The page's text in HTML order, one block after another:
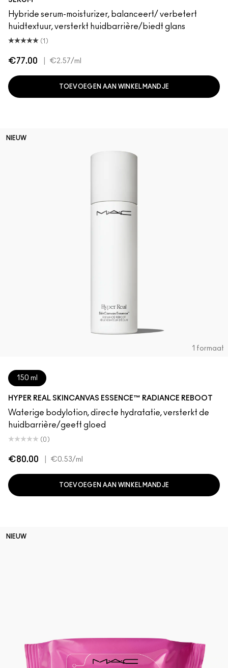
Hybride serum-moisturizer, balanceert/ verbetert
huidtextuur, versterkt huidbarrière/biedt glans
(1)
€77.00 €2.57/ml
TOEVOEGEN AAN WINKELMANDJE
NIEUW
1 formaat
150 ml
HYPER REAL SKINCANVAS ESSENCE™ RADIANCE REBOOT
Waterige bodylotion, directe hydratatie, versterkt de
huidbarrière/geeft gloed
(0)
€80.00 €0.53/ml
TOEVOEGEN AAN WINKELMANDJE
NIEUW